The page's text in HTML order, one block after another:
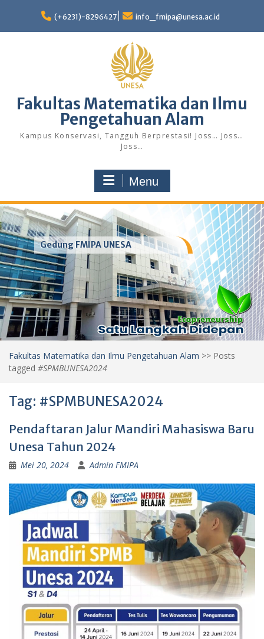
content
(+6231)-8296427 info_fmipa@unesa.ac.id
Fakultas Matematika dan Ilmu
Pengetahuan Alam
Kampus Konservasi, Tangguh Berprestasi! Joss… Joss…
Joss…
Menu
Gedung FMIPA UNESA
Fakultas Matematika dan Ilmu Pengetahuan Alam >> Posts
tagged #SPMBUNESA2024
Tag: #SPMBUNESA2024
Pendaftaran Jalur Mandiri Mahasiswa Baru
Unesa Tahun 2024
Mei 20, 2024 Admin FMIPA